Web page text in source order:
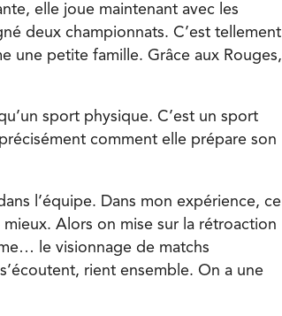
elle joue maintenant avec les
deux championnats. C’est tellement
une petite famille. Grâce aux Rouges,
sport physique. C’est un sport
comment elle prépare son
l’équipe. Dans mon expérience, ce
Alors on mise sur la rétroaction
le visionnage de matchs
rient ensemble. On a une